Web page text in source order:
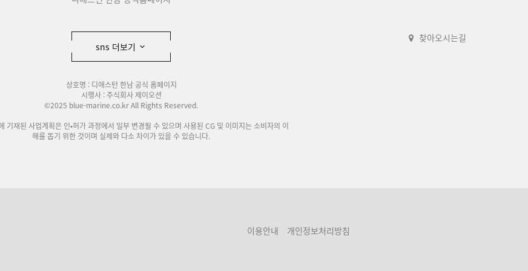
찾아오시는길
sns 더보기
상호명 : 디애스턴 한남 공식 홈페이지
시행사 : 주식회사 제이오션
©2025 blue-marine.co.kr All Rights Reserved.
기재된 사업계획은 인•허가 과정에서 일부 변경될 수 있으며 사용된 CG 및 이미지는 소비자의 이
해를 돕기 위한 것이며 실제와 다소 차이가 있을 수 있습니다.
이용안내 개인정보처리방침